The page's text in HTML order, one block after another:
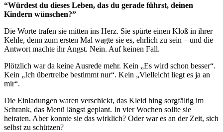
“Würdest du dieses Leben, das du gerade führst, deinen
Kindern wünschen?”
Die Worte trafen sie mitten ins Herz. Sie spürte einen Kloß in ihrer
Kehle, denn zum ersten Mal wagte sie es, ehrlich zu sein – und die
Antwort machte ihr Angst. Nein. Auf keinen Fall.
Plötzlich war da keine Ausrede mehr. Kein „Es wird schon besser“.
Kein „Ich übertreibe bestimmt nur“. Kein „Vielleicht liegt es ja an
mir“.
Die Einladungen waren verschickt, das Kleid hing sorgfältig im
Schrank, das Menü längst geplant. In vier Wochen sollte sie
heiraten. Aber konnte sie das wirklich? Oder war es an der Zeit, sich
selbst zu schützen?